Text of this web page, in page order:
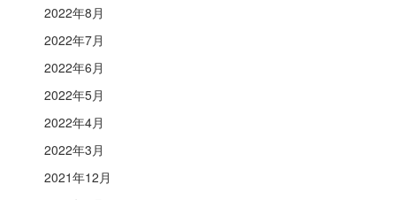
2022年8月
2022年7月
2022年6月
2022年5月
2022年4月
2022年3月
2021年12月